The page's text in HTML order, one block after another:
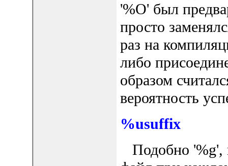
'%O' был
просто
раз на
либо
образом
вероятность
%usuffix
Подобно '%g',